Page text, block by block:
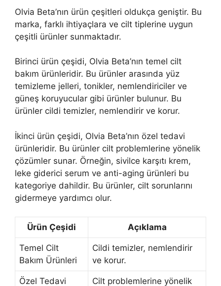
Olvia Beta’nın ürün çeşitleri oldukça geniştir. Bu
marka, farklı ihtiyaçlara ve cilt tiplerine uygun
çeşitli ürünler sunmaktadır.
Birinci ürün çeşidi, Olvia Beta’nın temel cilt
bakım ürünleridir. Bu ürünler arasında yüz
temizleme jelleri, tonikler, nemlendiriciler ve
güneş koruyucular gibi ürünler bulunur. Bu
ürünler cildi temizler, nemlendirir ve korur.
İkinci ürün çeşidi, Olvia Beta’nın özel tedavi
ürünleridir. Bu ürünler cilt problemlerine yönelik
çözümler sunar. Örneğin, sivilce karşıtı krem,
leke giderici serum ve anti-aging ürünleri bu
kategoriye dahildir. Bu ürünler, cilt sorunlarını
gidermeye yardımcı olur.
Ürün Çeşidi Açıklama
Temel Cilt
Bakım Ürünleri
Cildi temizler, nemlendirir
ve korur.
Özel Tedavi Cilt problemlerine yönelik